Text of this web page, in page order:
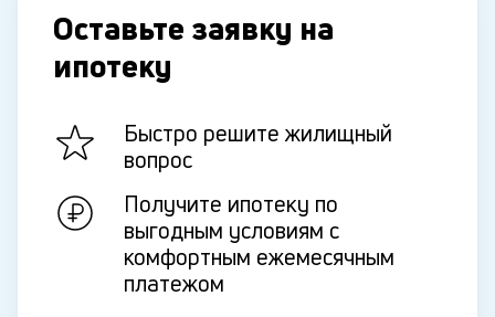
Оставьте заявку на
ипотеку
Быстро решите жилищный
вопрос
Получите ипотеку по
выгодным условиям с
комфортным ежемесячным
платежом